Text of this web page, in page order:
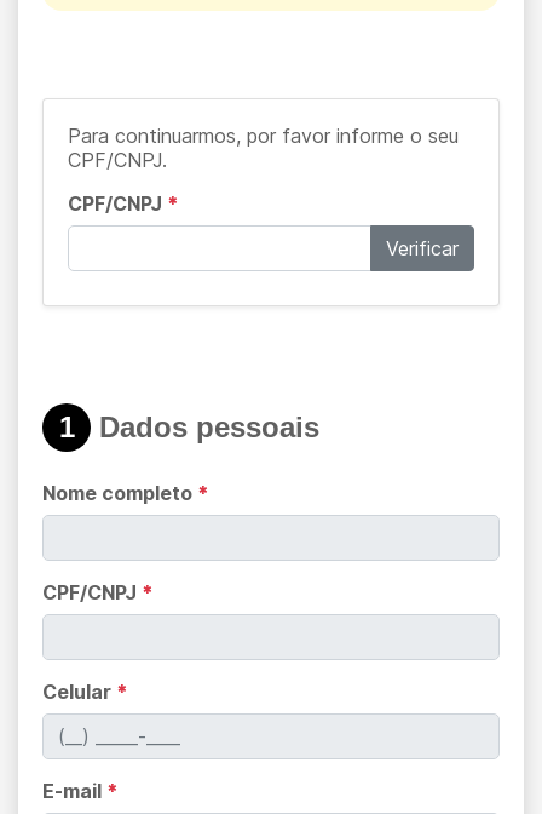
Para continuarmos, por favor informe o seu
CPF/CNPJ.
CPF/CNPJ *
Verificar
1 Dados pessoais
Nome completo *
CPF/CNPJ *
Celular *
E-mail *